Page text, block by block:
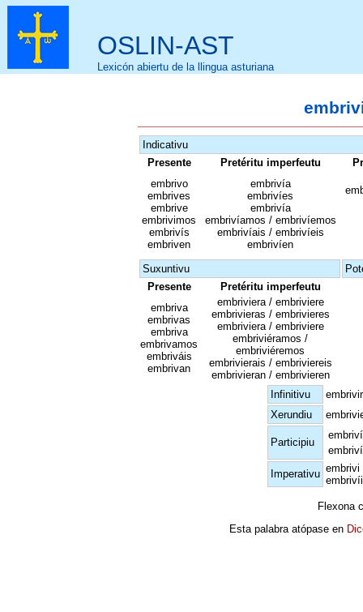
OSLIN-AST
Lexicón abiertu de la llingua asturiana
Indicativu
Presente
Pretéritu imperfeutu
embrivo
embrives
embrive
embrivimos
embrivís
embriven
embrivía
embrivíes
embrivía
embrivíamos / embrivíemos
embrivíais / embrivíeis
embrivíen
Suxuntivu
Presente
Pretéritu imperfeutu
embriva
embrivas
embriva
embrivamos
embriváis
embrivan
embriviera / embriviere
embrivieras / embrivieres
embriviera / embriviere
embriviéramos /
embriviéremos
embrivierais / embriviereis
embrivieran / embrivieren
Infinitivu
embrivir
Xerundiu
Participiu
Imperativu embrivi
embrivíi
Flexona
Esta palabra atópase en